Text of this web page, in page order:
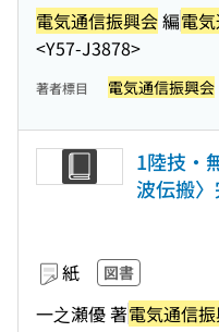
電気通信振興会編電
<Y57-J3878>
著者標目 電気通信振興会
1陸技・
波伝搬
紙 図書
一之瀬優 著電気通信